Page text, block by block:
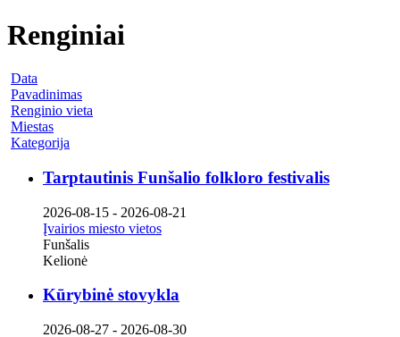
Renginiai
Data
Pavadinimas
Renginio vieta
Miestas
Kategorija
Tarptautinis Funšalio folkloro festivalis
2026-08-15 - 2026-08-21
Įvairios miesto vietos
Funšalis
Kelionė
Kūrybinė stovykla
2026-08-27 - 2026-08-30